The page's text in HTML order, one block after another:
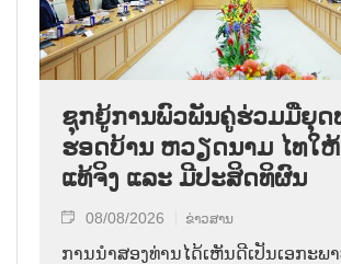
ຊຸກ​ຍູ້​ການ​ພົວ​ພັນ​ຄູ່​ຮ່ວມ​ມື​ຍຸດ​
ຮອດ​ບ້ານ ຫວຽດ​ນາມ ໄທ​ໃ
ແທ້​ຈິງ ແລະ ມີ​ປະ​ສິດ​ທິ​ຜົນ
08/08/2026 ຂ່າວສານ
ການ​ນຳ​ສອງ​ທ່ານ​ໄດ້​ເຫັນ​ດີ​ເປັນ​ເອ​ກະ​ພ